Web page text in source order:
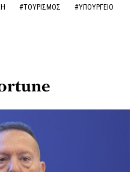
#ΤΟΥΡΙΣΜΟΣ
#ΥΠΟΥΡΓΕΙΟ